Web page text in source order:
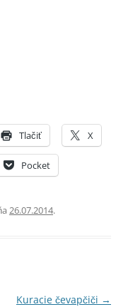
Tlačiť X
Pocket
26.07.2014.
Kuracie čevapčiči →